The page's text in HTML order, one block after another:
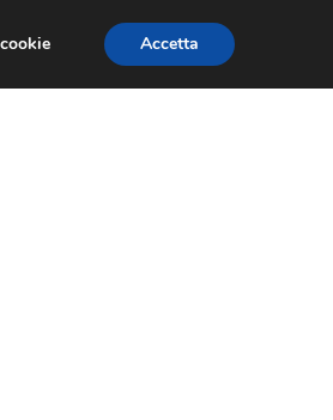
TORTE PER BAMBINI
Accetta